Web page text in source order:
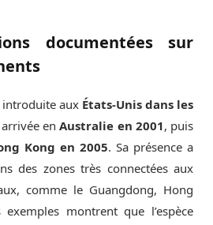
documentées sur
introduite aux États-Unis dans les
arrivée enAustralie en 2001, puis
Kong en 2005. Sa présence a
des zones très connectées aux
comme le Guangdong, Hong
montrent que l’espèce